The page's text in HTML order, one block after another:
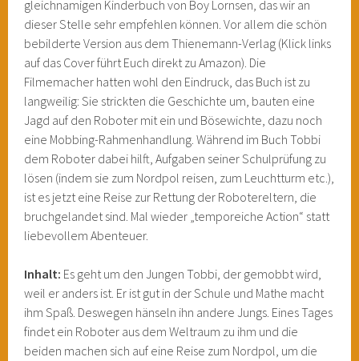
gleichnamigen Kinderbuch von Boy Lornsen, das wir an
dieser Stelle sehr empfehlen können. Vor allem die schön
bebilderte Version aus dem Thienemann-Verlag (Klick links
auf das Cover führt Euch direkt zu Amazon). Die
Filmemacher hatten wohl den Eindruck, das Buch ist zu
langweilig: Sie strickten die Geschichte um, bauten eine
Jagd auf den Roboter mit ein und Bösewichte, dazu noch
eine Mobbing-Rahmenhandlung. Während im Buch Tobbi
dem Roboter dabei hilft, Aufgaben seiner Schulprüfung zu
lösen (indem sie zum Nordpol reisen, zum Leuchtturm etc.),
ist es jetzt eine Reise zur Rettung der Robotereltern, die
bruchgelandet sind. Mal wieder „temporeiche Action“ statt
liebevollem Abenteuer.
Inhalt: Es geht um den Jungen Tobbi, der gemobbt wird,
weil er anders ist. Er ist gut in der Schule und Mathe macht
ihm Spaß. Deswegen hänseln ihn andere Jungs. Eines Tages
findet ein Roboter aus dem Weltraum zu ihm und die
beiden machen sich auf eine Reise zum Nordpol, um die